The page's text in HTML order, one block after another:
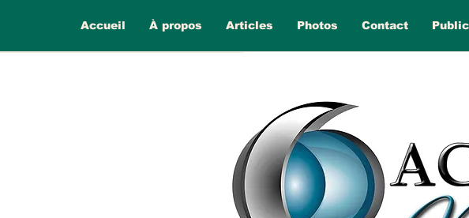
Accueil À propos Articles Photos Contact